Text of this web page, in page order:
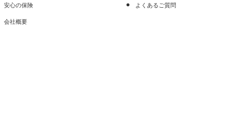
安心の保険
会社概要
よくあるご質問